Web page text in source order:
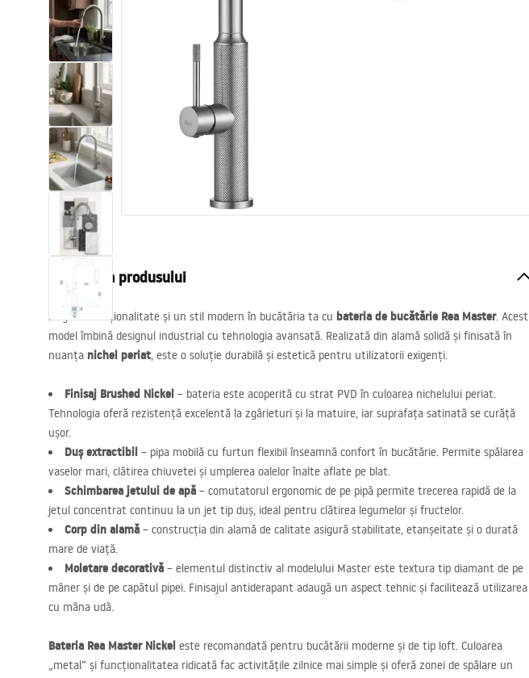
Lavoare
Cazi cu paravane
Baterii sanitare
Dusuri
Accesorii și mobilier pentru baie
Descrierea produsului
Asigură funcționalitate și un stil modern în bucătăria ta cu bateria de bucătărie Rea Master. Acest
model îmbină designul industrial cu tehnologia avansată. Realizată din alamă solidă și finisată în
nuanța nichel periat, este o soluție durabilă și estetică pentru utilizatorii exigenți.
Finisaj Brushed Nickel – bateria este acoperită cu strat PVD în culoarea nichelului periat.
Tehnologia oferă rezistență excelentă la zgârieturi și la matuire, iar suprafața satinată se curăță
ușor.
Duș extractibil – pipa mobilă cu furtun flexibil înseamnă confort în bucătărie. Permite spălarea
vaselor mari, clătirea chiuvetei și umplerea oalelor înalte aflate pe blat.
Schimbarea jetului de apă – comutatorul ergonomic de pe pipă permite trecerea rapidă de la
jetul concentrat continuu la un jet tip duș, ideal pentru clătirea legumelor și fructelor.
Corp din alamă – construcția din alamă de calitate asigură stabilitate, etanșeitate și o durată
mare de viață.
Moletare decorativă – elementul distinctiv al modelului Master este textura tip diamant de pe
mâner și de pe capătul pipei. Finisajul antiderapant adaugă un aspect tehnic și facilitează utilizarea
cu mâna udă.
Bateria Rea Master Nickel este recomandată pentru bucătării moderne și de tip loft. Culoarea
„metal” și funcționalitatea ridicată fac activitățile zilnice mai simple și oferă zonei de spălare un